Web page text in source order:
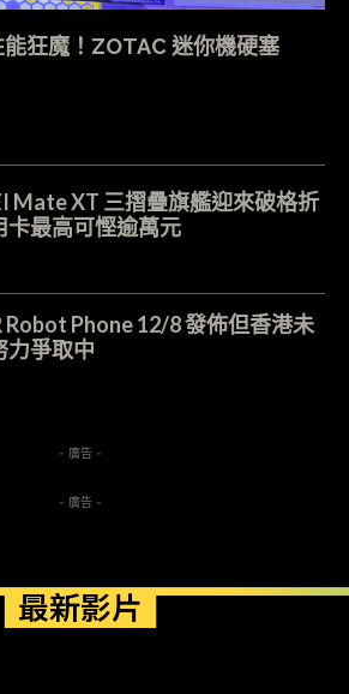
能狂魔！ZOTAC 迷你機硬塞
Mate XT 三摺疊旗艦迎來破格折
最高可慳逾萬元
Robot Phone 12/8 發佈但香港未
力爭取中
- 廣告 -
- 廣告 -
最新影片